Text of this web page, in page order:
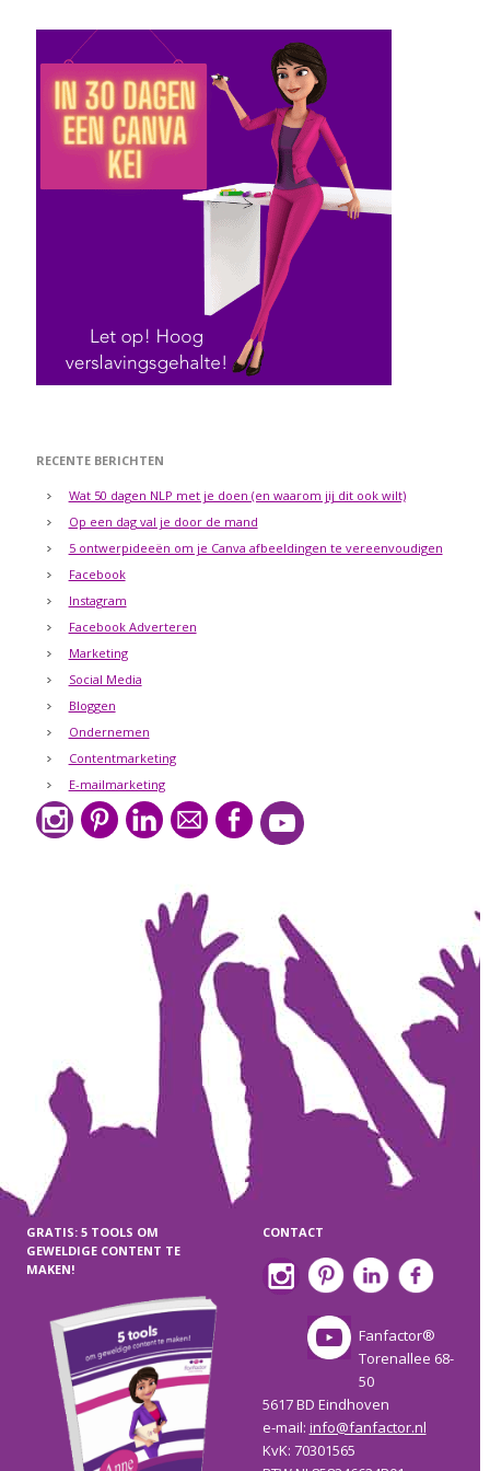
RECENTE BERICHTEN
Wat 50 dagen NLP met je doen (en waarom jij dit ook wilt)
Op een dag val je door de mand
5 ontwerpideeën om je Canva afbeeldingen te vereenvoudigen
Facebook
Instagram
Facebook Adverteren
Marketing
Social Media
Bloggen
Ondernemen
Contentmarketing
E-mailmarketing
GRATIS: 5 TOOLS OM
GEWELDIGE CONTENT TE
MAKEN!
CONTACT
Fanfactor®
Torenallee 68-
50
5617 BD Eindhoven
e-mail: info@fanfactor.nl
KvK: 70301565